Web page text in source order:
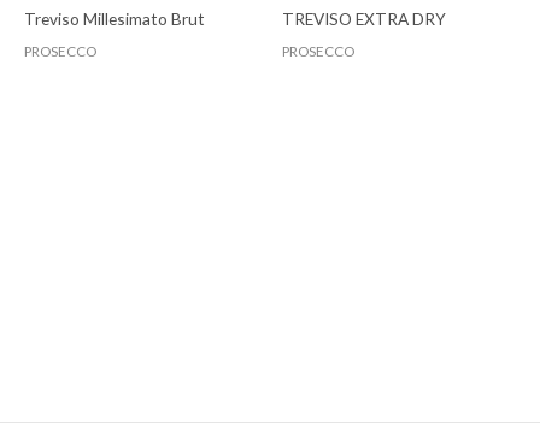
Treviso Millesimato Brut
PROSECCO
TREVISO EXTRA DRY
PROSECCO